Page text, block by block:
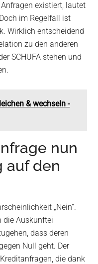
existiert, lautet
im Regelfall ist
Wirklich entscheidend
zu den anderen
SCHUFA stehen und
& wechseln -
nun
auf den
„Nein“.
die Auskunftei
dass deren
Null geht. Der
die dank